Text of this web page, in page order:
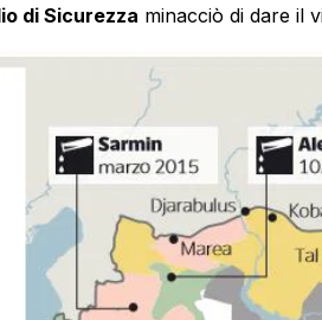
di Sicurezza minacciò di dare il